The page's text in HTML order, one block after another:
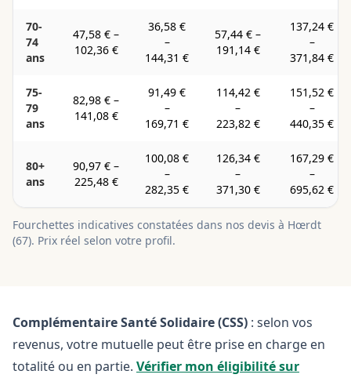
70-
74
ans
47,58 € –
102,36 €
36,58 €
–
144,31 €
57,44 € –
191,14 €
137,24 €
–
371,84 €
75-
79
ans
82,98 € –
141,08 €
91,49 €
–
169,71 €
114,42 €
–
223,82 €
151,52 €
–
440,35 €
80+
ans
90,97 € –
225,48 €
100,08 €
–
282,35 €
126,34 €
–
371,30 €
167,29 €
–
695,62 €
Fourchettes indicatives constatées dans nos devis à Hœrdt
(67). Prix réel selon votre profil.
Complémentaire Santé Solidaire (CSS) : selon vos
revenus, votre mutuelle peut être prise en charge en
totalité ou en partie. Vérifier mon éligibilité sur